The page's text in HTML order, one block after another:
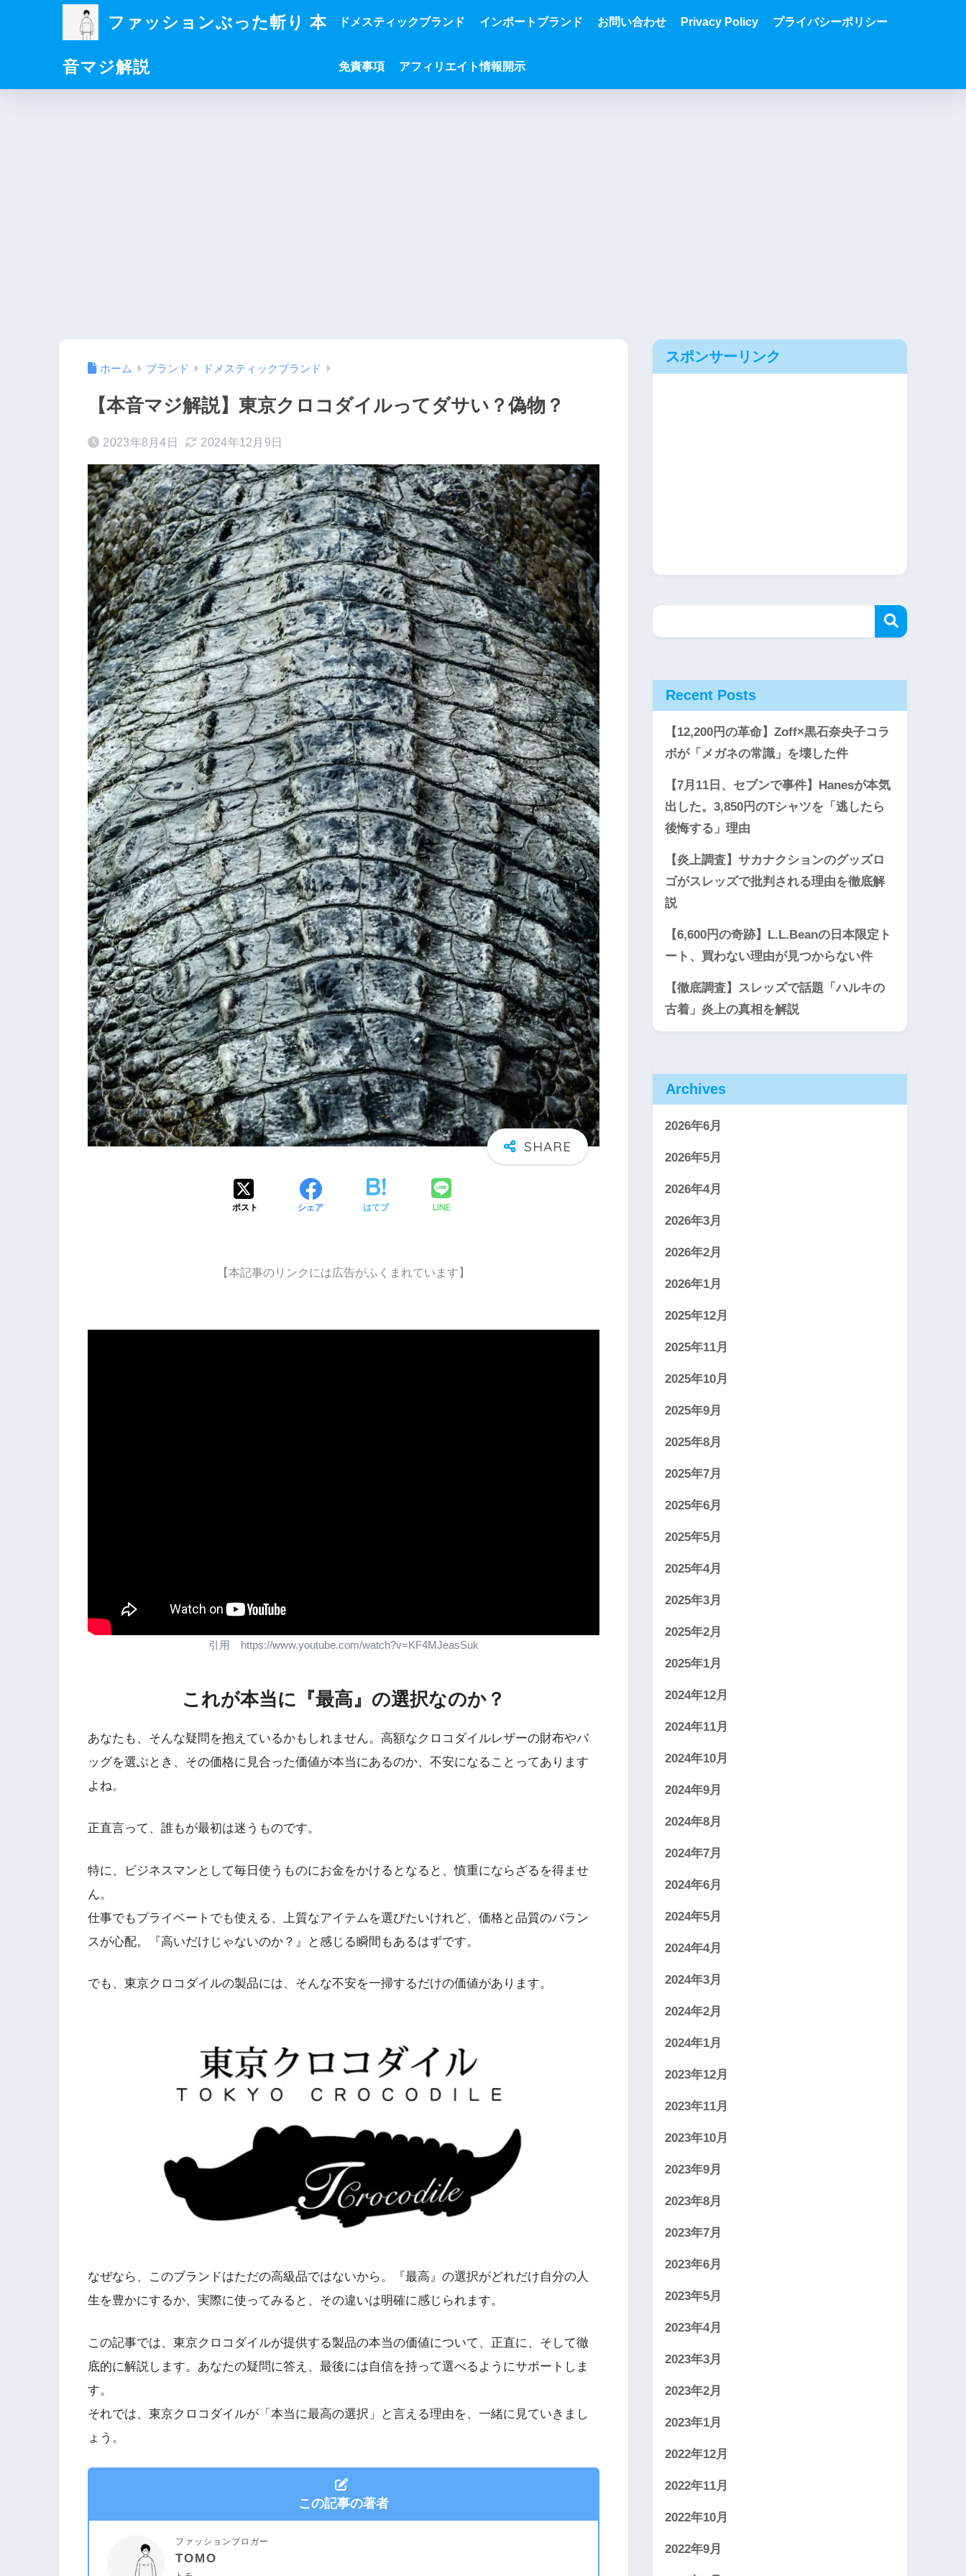
ファッションぶった斬り 本
音マジ解説
ドメスティックブランド インポートブランド お問い合わせ Privacy Policy プライバシーポリシー
免責事項 アフィリエイト情報開示
ホーム ブランド ドメスティックブランド
【本音マジ解説】東京クロコダイルってダサい？偽物？
2023年8月4日 2024年12月9日
ポスト シェア はてブ LINE
【本記事のリンクには広告がふくまれています】
引用 https://www.youtube.com/watch?v=KF4MJeasSuk
これが本当に『最高』の選択なのか？
あなたも、そんな疑問を抱えているかもしれません。高額なクロコダイルレザーの財布やバ
ッグを選ぶとき、その価格に見合った価値が本当にあるのか、不安になることってあります
よね。
正直言って、誰もが最初は迷うものです。
特に、ビジネスマンとして毎日使うものにお金をかけるとなると、慎重にならざるを得ませ
ん。
仕事でもプライベートでも使える、上質なアイテムを選びたいけれど、価格と品質のバラン
スが心配。『高いだけじゃないのか？』と感じる瞬間もあるはずです。
でも、東京クロコダイルの製品には、そんな不安を一掃するだけの価値があります。
なぜなら、このブランドはただの高級品ではないから。『最高』の選択がどれだけ自分の人
生を豊かにするか、実際に使ってみると、その違いは明確に感じられます。
この記事では、東京クロコダイルが提供する製品の本当の価値について、正直に、そして徹
底的に解説します。あなたの疑問に答え、最後には自信を持って選べるようにサポートしま
す。
それでは、東京クロコダイルが「本当に最高の選択」と言える理由を、一緒に見ていきまし
ょう。
この記事の著者
ファッションブロガー
TOMO
スポンサーリンク
Recent Posts
【12,200円の革命】Zoff×黒石奈央子コラ
ボが「メガネの常識」を壊した件
【7月11日、セブンで事件】Hanesが本気
出した。3,850円のTシャツを「逃したら
後悔する」理由
【炎上調査】サカナクションのグッズロ
ゴがスレッズで批判される理由を徹底解
説
【6,600円の奇跡】L.L.Beanの日本限定ト
ート、買わない理由が見つからない件
【徹底調査】スレッズで話題「ハルキの
古着」炎上の真相を解説
Archives
2026年6月
2026年5月
2026年4月
2026年3月
2026年2月
2026年1月
2025年12月
2025年11月
2025年10月
2025年9月
2025年8月
2025年7月
2025年6月
2025年5月
2025年4月
2025年3月
2025年2月
2025年1月
2024年12月
2024年11月
2024年10月
2024年9月
2024年8月
2024年7月
2024年6月
2024年5月
2024年4月
2024年3月
2024年2月
2024年1月
2023年12月
2023年11月
2023年10月
2023年9月
2023年8月
2023年7月
2023年6月
2023年5月
2023年4月
2023年3月
2023年2月
2023年1月
2022年12月
2022年11月
2022年10月
2022年9月